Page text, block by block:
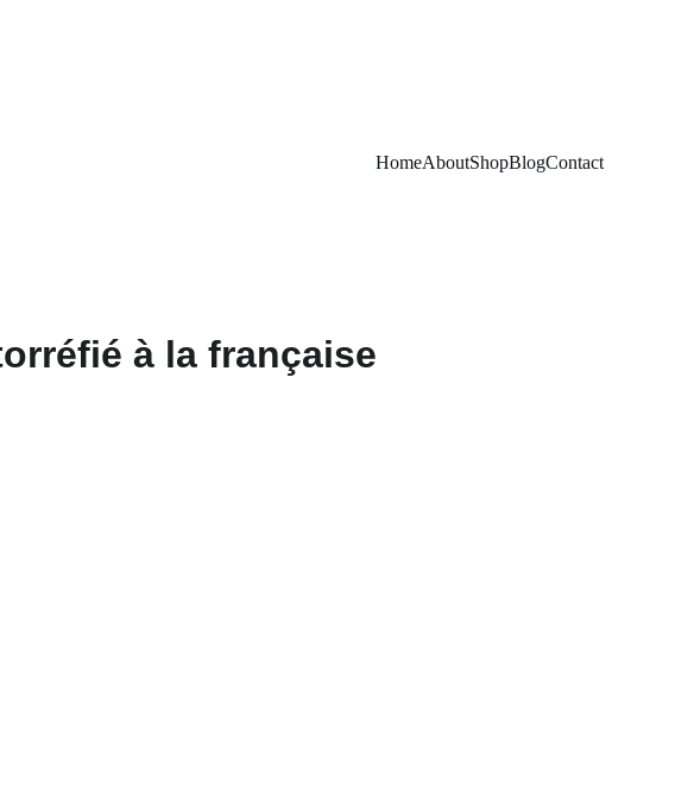
HomeAboutShopBlogContact
à la française